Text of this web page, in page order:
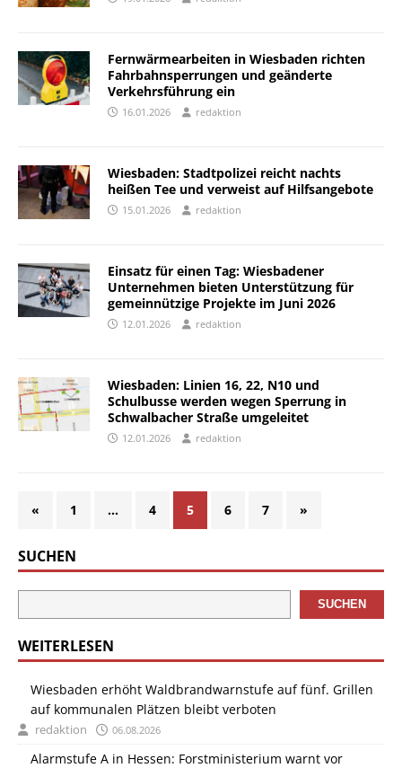
Fernwärmearbeiten in Wiesbaden richten
Fahrbahn­sperrungen und geänderte
Verkehrsführung ein
16.01.2026 redaktion
Wiesbaden: Stadtpolizei reicht nachts
heißen Tee und verweist auf Hilfsangebote
15.01.2026 redaktion
Einsatz für einen Tag: Wiesbadener
Unternehmen bieten Unterstützung für
gemeinnützige Projekte im Juni 2026
12.01.2026 redaktion
Wiesbaden: Linien 16, 22, N10 und
Schulbusse werden wegen Sperrung in
Schwalbacher Straße umgeleitet
12.01.2026 redaktion
« 1 … 4 5 6 7 »
SUCHEN
SUCHEN
WEITERLESEN
Wiesbaden erhöht Waldbrandwarnstufe auf fünf. Grillen
auf kommunalen Plätzen bleibt verboten
redaktion 06.08.2026
Alarmstufe A in Hessen: Forstministerium warnt vor